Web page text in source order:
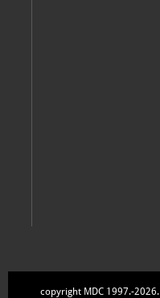
copyright MDC 1997.-2026.